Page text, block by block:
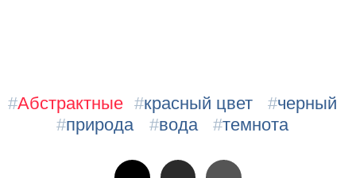
#Абстрактные #красный цвет #черный
#природа #вода #темнота